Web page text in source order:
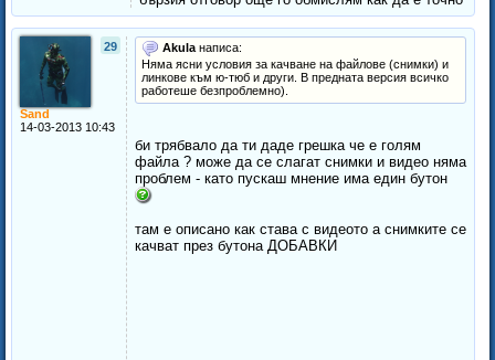
29
Sand
14-03-2013 10:43
Akula написа:
Няма ясни условия за качване на файлове (снимки) и
линкове към ю-тюб и други. В предната версия всичко
работеше безпроблемно).
би трябвало да ти даде грешка че е голям
файла ? може да се слагат снимки и видео няма
проблем - като пускаш мнение има един бутон
там е описано как става с видеото а снимките се
качват през бутона ДОБАВКИ